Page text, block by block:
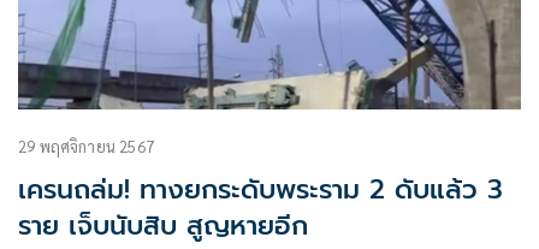
29 พฤศจิกายน 2567
เครนถล่ม! ทางยกระดับพระราม 2 ดับแล้ว 3
ราย เจ็บนับสิบ สูญหายอีก